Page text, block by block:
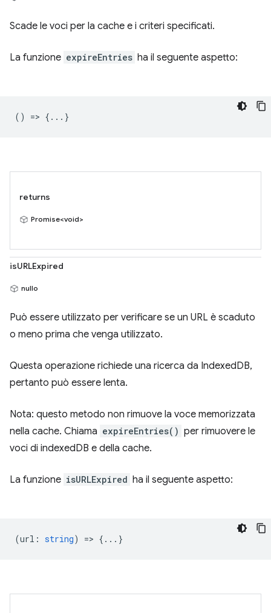
Scade le voci per la cache e i criteri specificati.
La funzione expireEntries ha il seguente aspetto:
() => {...}
returns
Promise<void>
isURLExpired
nullo
Può essere utilizzato per verificare se un URL è scaduto
o meno prima che venga utilizzato.
Questa operazione richiede una ricerca da IndexedDB,
pertanto può essere lenta.
Nota: questo metodo non rimuove la voce memorizzata
nella cache. Chiama expireEntries() per rimuovere le
voci di indexedDB e della cache.
La funzione isURLExpired ha il seguente aspetto:
(url : string) => {...}